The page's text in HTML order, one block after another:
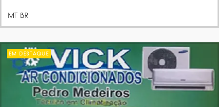
MT BR
EM DESTAQUE